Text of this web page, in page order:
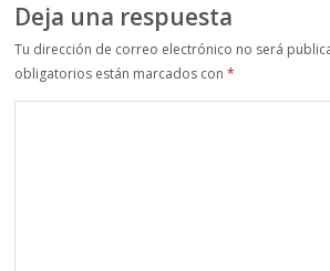
Deja una respuesta
Tu dirección de correo electrónico no será
obligatorios están marcados con*